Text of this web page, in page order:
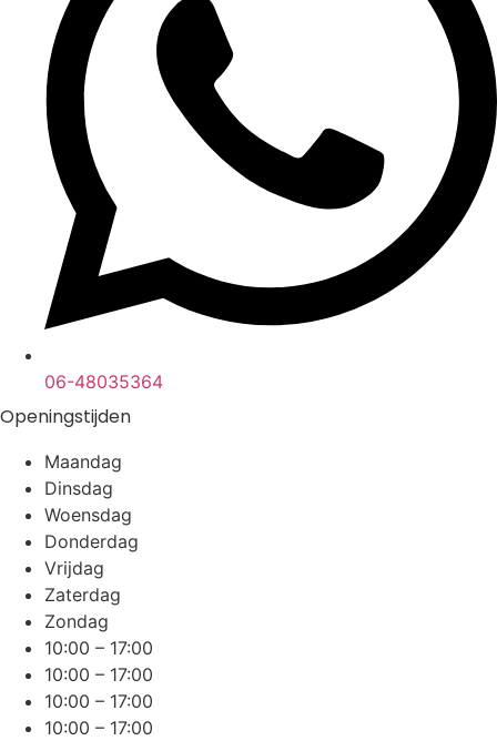
06-48035364
Openingstijden
Maandag
Dinsdag
Woensdag
Donderdag
Vrijdag
Zaterdag
Zondag
10:00 – 17:00
10:00 – 17:00
10:00 – 17:00
10:00 – 17:00